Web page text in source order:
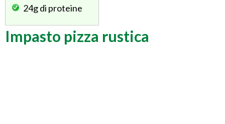
24gdi proteine
Impasto pizza rustica